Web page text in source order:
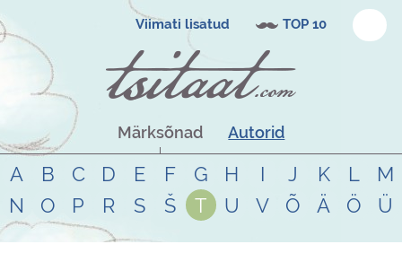
Viimati lisatud TOP 10
Märksõnad Autorid
A B C D E F G H I J K L
M
N
O P R S Š T U V Õ Ä Ö Ü